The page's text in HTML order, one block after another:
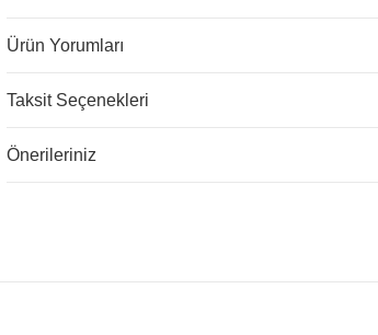
Ürün Yorumları
Taksit Seçenekleri
Önerileriniz